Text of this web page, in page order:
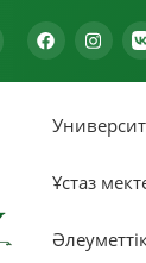
Ұстаз